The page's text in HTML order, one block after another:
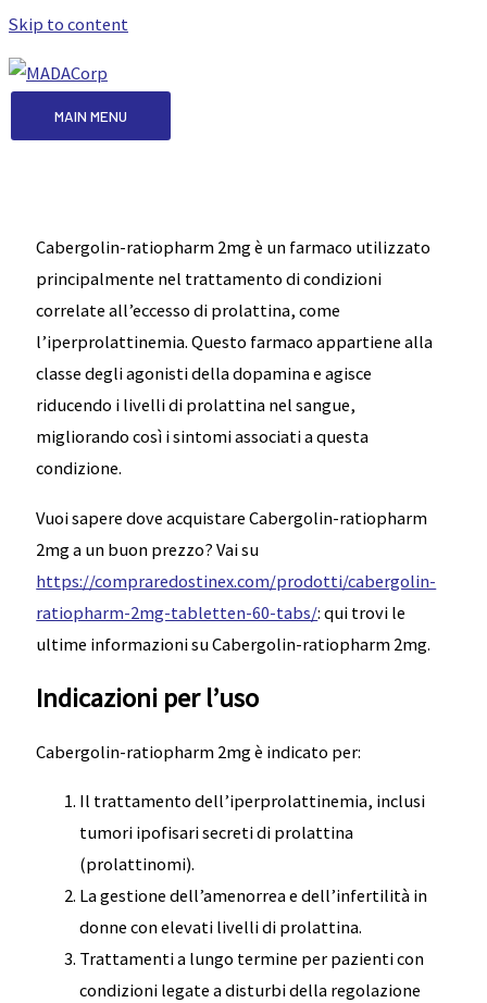
Skip to content
MAIN MENU
Cabergolin-ratiopharm 2mg è un farmaco utilizzato
principalmente nel trattamento di condizioni
correlate all’eccesso di prolattina, come
l’iperprolattinemia. Questo farmaco appartiene alla
classe degli agonisti della dopamina e agisce
riducendo i livelli di prolattina nel sangue,
migliorando così i sintomi associati a questa
condizione.
Vuoi sapere dove acquistare Cabergolin-ratiopharm
2mg a un buon prezzo? Vai su
https://compraredostinex.com/prodotti/cabergolin-
ratiopharm-2mg-tabletten-60-tabs/: qui trovi le
ultime informazioni su Cabergolin-ratiopharm 2mg.
Indicazioni per l’uso
Cabergolin-ratiopharm 2mg è indicato per:
Il trattamento dell’iperprolattinemia, inclusi
tumori ipofisari secreti di prolattina
(prolattinomi).
La gestione dell’amenorrea e dell’infertilità in
donne con elevati livelli di prolattina.
Trattamenti a lungo termine per pazienti con
condizioni legate a disturbi della regolazione